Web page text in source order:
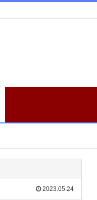
2023.05.24